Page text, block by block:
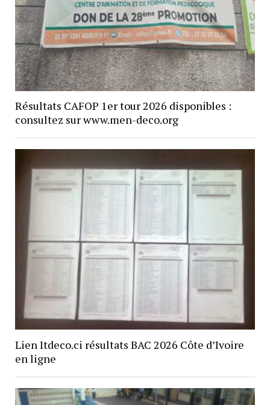
Résultats CAFOP 1er tour 2026 disponibles :
consultez sur www.men-deco.org
Lien Itdeco.ci résultats BAC 2026 Côte d’Ivoire
en ligne